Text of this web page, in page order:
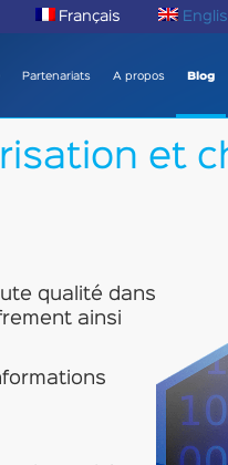
Français
Partenariats A propos Blog
et
qualité dans
ainsi